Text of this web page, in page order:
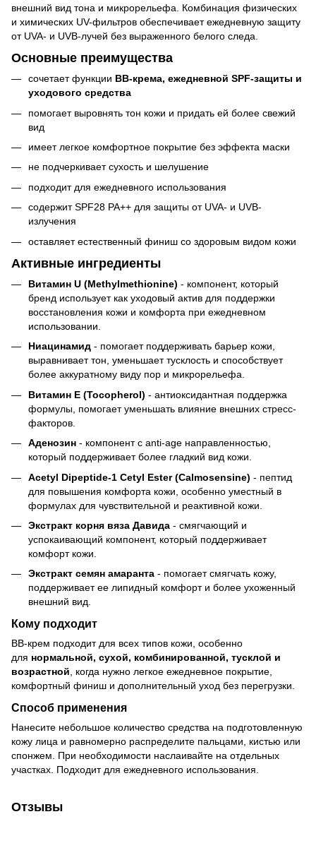
внешний вид тона и микрорельефа. Комбинация физических
и химических UV-фильтров обеспечивает ежедневную защиту
от UVA- и UVB-лучей без выраженного белого следа.
Основные преимущества
сочетает функции BB-крема, ежедневной SPF-защиты и
уходового средства
помогает выровнять тон кожи и придать ей более свежий
вид
имеет легкое комфортное покрытие без эффекта маски
не подчеркивает сухость и шелушение
подходит для ежедневного использования
содержит SPF28 PA++ для защиты от UVA- и UVB-
излучения
оставляет естественный финиш со здоровым видом кожи
Активные ингредиенты
Витамин U (Methylmethionine) - компонент, который
бренд использует как уходовый актив для поддержки
восстановления кожи и комфорта при ежедневном
использовании.
Ниацинамид - помогает поддерживать барьер кожи,
выравнивает тон, уменьшает тусклость и способствует
более аккуратному виду пор и микрорельефа.
Витамин E (Tocopherol) - антиоксидантная поддержка
формулы, помогает уменьшать влияние внешних стресс-
факторов.
Аденозин - компонент с anti-age направленностью,
который поддерживает более гладкий вид кожи.
Acetyl Dipeptide-1 Cetyl Ester (Calmosensine) - пептид
для повышения комфорта кожи, особенно уместный в
формулах для чувствительной и реактивной кожи.
Экстракт корня вяза Давида - смягчающий и
успокаивающий компонент, который поддерживает
комфорт кожи.
Экстракт семян амаранта - помогает смягчать кожу,
поддерживает ее липидный комфорт и более ухоженный
внешний вид.
Кому подходит
BB-крем подходит для всех типов кожи, особенно
для нормальной, сухой, комбинированной, тусклой и
возрастной, когда нужно легкое ежедневное покрытие,
комфортный финиш и дополнительный уход без перегрузки.
Способ применения
Нанесите небольшое количество средства на подготовленную
кожу лица и равномерно распределите пальцами, кистью или
спонжем. При необходимости наслаивайте на отдельных
участках. Подходит для ежедневного использования.
Отзывы